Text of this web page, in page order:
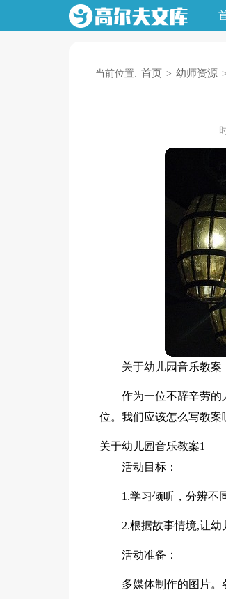
当前位置: 首页 > 幼师资源 >
关于幼儿园音乐教案
作为一位不辞辛劳
位。我们应该怎么写教案
关于幼儿园音乐教案1
活动目标：
1.学习倾听，分辨不
2.根据故事情境,让
活动准备：
多媒体制作的图片。